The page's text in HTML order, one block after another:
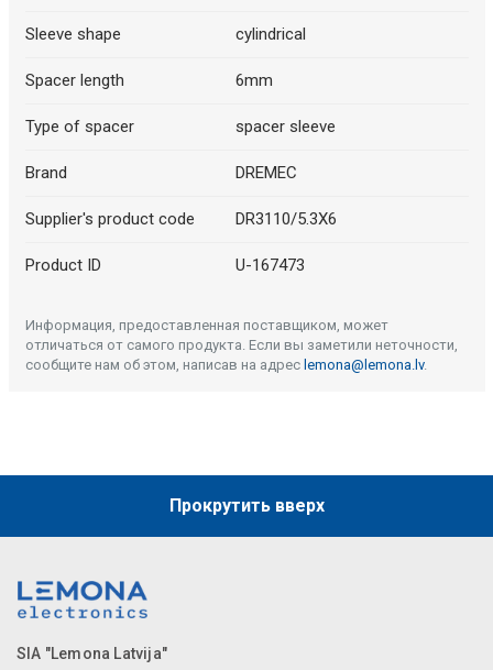
Sleeve shape cylindrical
Spacer length 6mm
Type of spacer spacer sleeve
Brand DREMEC
Supplier's product code DR3110/5.3X6
Product ID U-167473
Информация, предоставленная поставщиком, может
отличаться от самого продукта. Если вы заметили неточности,
сообщите нам об этом, написав на адрес lemona@lemona.lv.
Прокрутить вверх
SIA "Lemona Latvija"